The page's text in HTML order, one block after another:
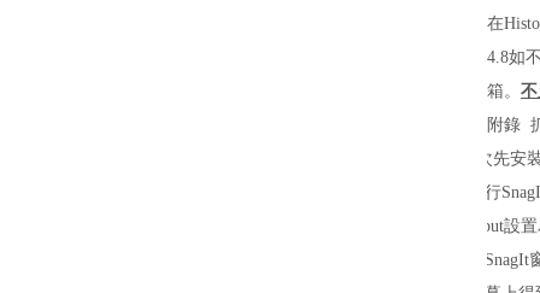
在
4.8如
箱。
附錄
*次先安
運行
Input設
將